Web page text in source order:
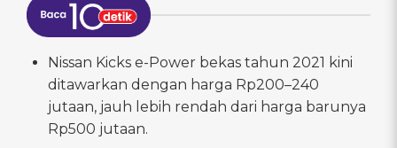
Nissan Kicks e-Power bekas tahun 2021 kini
ditawarkan dengan harga Rp200–240
jutaan, jauh lebih rendah dari harga barunya
Rp500 jutaan.